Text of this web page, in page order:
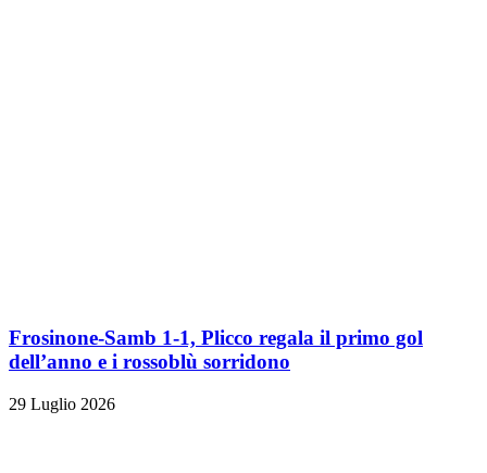
Frosinone-Samb 1-1, Plicco regala il primo gol
dell’anno e i rossoblù sorridono
29 Luglio 2026